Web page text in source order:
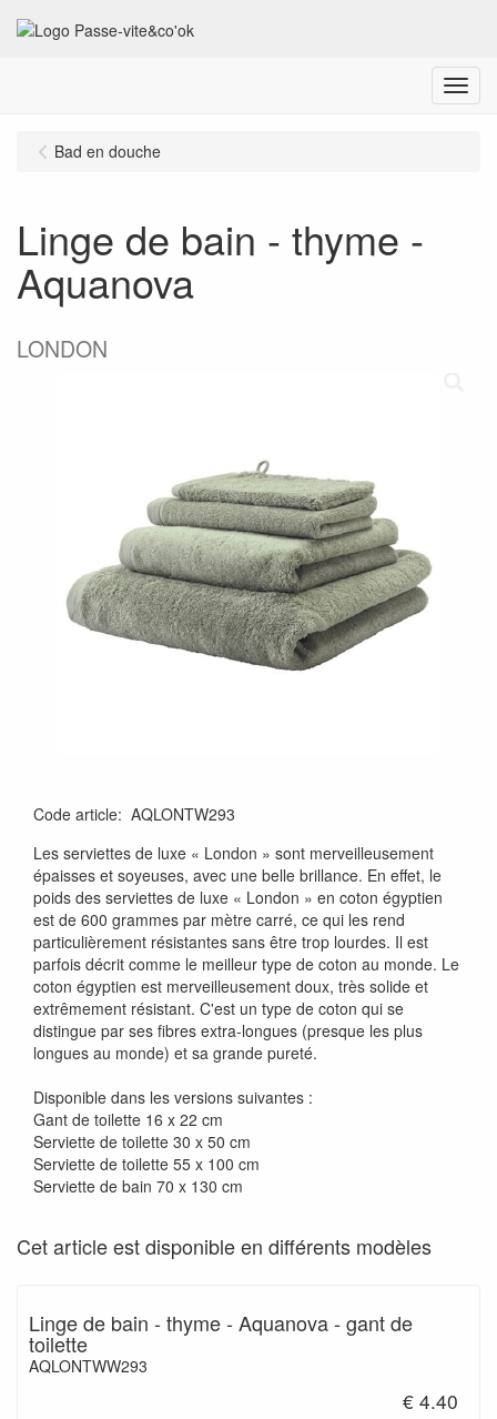
Menu
Bad en douche
Linge de bain - thyme -
Aquanova
LONDON
Code article: AQLONTW293
Les serviettes de luxe « London » sont merveilleusement
épaisses et soyeuses, avec une belle brillance. En effet, le
poids des serviettes de luxe « London » en coton égyptien
est de 600 grammes par mètre carré, ce qui les rend
particulièrement résistantes sans être trop lourdes. Il est
parfois décrit comme le meilleur type de coton au monde. Le
coton égyptien est merveilleusement doux, très solide et
extrêmement résistant. C'est un type de coton qui se
distingue par ses fibres extra-longues (presque les plus
longues au monde) et sa grande pureté.
Disponible dans les versions suivantes :
Gant de toilette 16 x 22 cm
Serviette de toilette 30 x 50 cm
Serviette de toilette 55 x 100 cm
Serviette de bain 70 x 130 cm
Cet article est disponible en différents modèles
Linge de bain - thyme - Aquanova - gant de
toilette
AQLONTWW293
€ 4.40